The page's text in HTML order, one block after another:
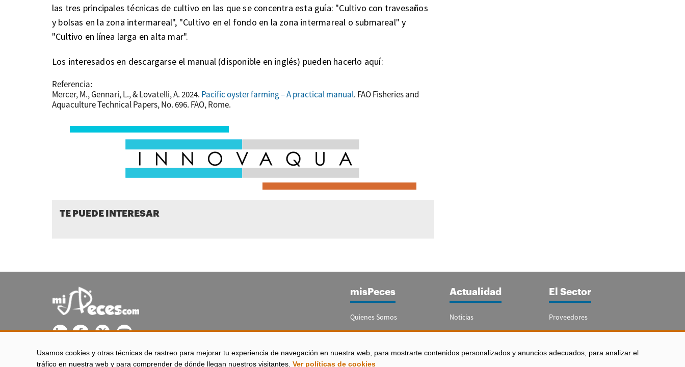
Usamos cookies y otras técnicas de rastreo para mejorar tu experiencia de navegación en nuestra web, para mostrarte contenidos personalizados y anuncios adecuados, para analizar el
tráfico en nuestra web y para comprender de dónde llegan nuestros visitantes. Ver políticas de cookies
las tres principales técnicas de cultivo en las que se concentra esta guía: "Cultivo con travesaños
y bolsas en la zona intermareal", "Cultivo en el fondo en la zona intermareal o submareal" y
"Cultivo en línea larga en alta mar".
Los interesados en descargarse el manual (disponible en inglés) pueden hacerlo aquí:
Referencia:
Mercer, M., Gennari, L., & Lovatelli, A. 2024. Pacific oyster farming – A practical manual. FAO Fisheries and
Aquaculture Technical Papers, No. 696. FAO, Rome.
TE PUEDE INTERESAR
misPeces se edita desde El Puerto de Santa María (Cádiz - España)
misPeces
Quienes Somos
Publicidad
Contacto
Actualidad
Noticias
Reportajes
Boletín Acuicultura
El Sector
Proveedores
Guía del Sector
Legislación